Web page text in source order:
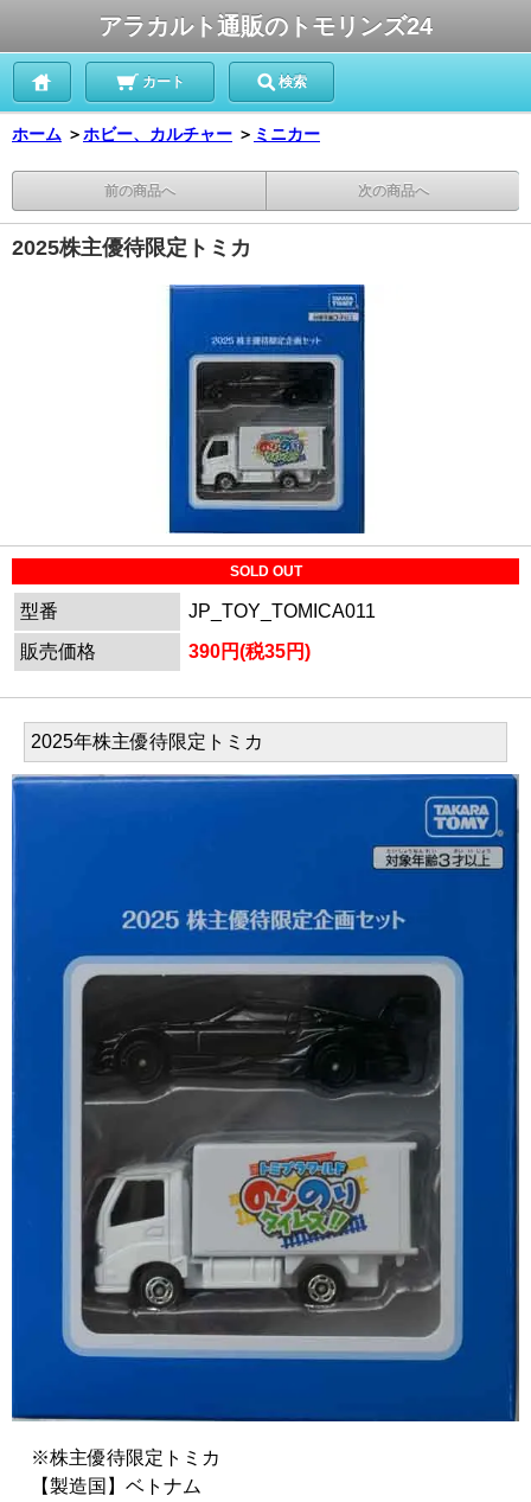
アラカルト通販のトモリンズ24
カート 検索
ホーム ＞ホビー、カルチャー ＞ ミニカー
前の商品へ 次の商品へ
2025株主優待限定トミカ
SOLD OUT
型番
JP_TOY_TOMICA011
販売価格
390円(税35円)
2025年株主優待限定トミカ
※株主優待限定トミカ
【製造国】ベトナム